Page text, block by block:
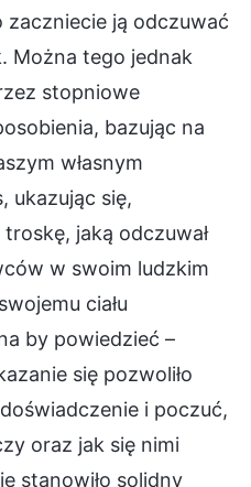
ją odczuwać
Można tego jednak
stopniowe
bazując na
własnym
ukazując się,
troskę, jaką odczuwał
w swoim ludzkim
ciału
by powiedzieć –
się pozwoliło
i poczuć,
oraz jak się nimi
stanowiło solidny